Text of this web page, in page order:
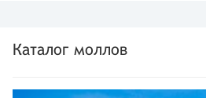
Каталог моллов